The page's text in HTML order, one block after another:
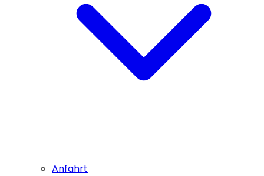
Anfahrt